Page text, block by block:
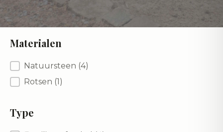
Materialen
Materialen
Natuursteen (4)
Rotsen (1)
Type